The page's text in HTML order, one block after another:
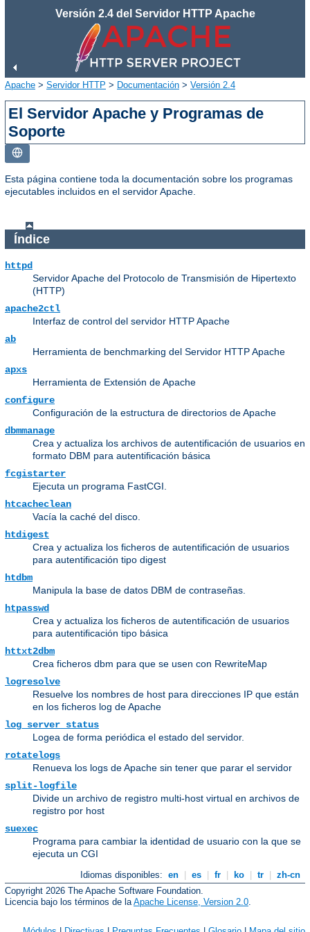
Versión 2.4 del Servidor HTTP Apache
Apache > Servidor HTTP > Documentación > Versión 2.4
El Servidor Apache y Programas de
Soporte
Esta página contiene toda la documentación sobre los programas
ejecutables incluidos en el servidor Apache.
Índice
httpd
Servidor Apache del Protocolo de Transmisión de Hipertexto
(HTTP)
apache2ctl
Interfaz de control del servidor HTTP Apache
ab
Herramienta de benchmarking del Servidor HTTP Apache
apxs
Herramienta de Extensión de Apache
configure
Configuración de la estructura de directorios de Apache
dbmmanage
Crea y actualiza los archivos de autentificación de usuarios en
formato DBM para autentificación básica
fcgistarter
Ejecuta un programa FastCGI.
htcacheclean
Vacía la caché del disco.
htdigest
Crea y actualiza los ficheros de autentificación de usuarios
para autentificación tipo digest
htdbm
Manipula la base de datos DBM de contraseñas.
htpasswd
Crea y actualiza los ficheros de autentificación de usuarios
para autentificación tipo básica
httxt2dbm
Crea ficheros dbm para que se usen con RewriteMap
logresolve
Resuelve los nombres de host para direcciones IP que están
en los ficheros log de Apache
log_server_status
Logea de forma periódica el estado del servidor.
rotatelogs
Renueva los logs de Apache sin tener que parar el servidor
split-logfile
Divide un archivo de registro multi-host virtual en archivos de
registro por host
suexec
Programa para cambiar la identidad de usuario con la que se
ejecuta un CGI
Idiomas disponibles: en es fr ko tr
zh-cn
Copyright 2026 The Apache Software Foundation.
Licencia bajo los términos de la Apache License, Version 2.0